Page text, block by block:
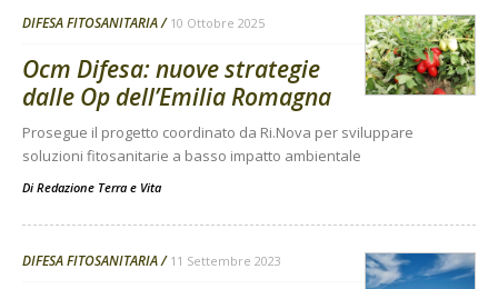
DIFESA FITOSANITARIA 10 Ottobre 2025
Ocm Difesa: nuove strategie
dalle Op dell’Emilia Romagna
Prosegue il progetto coordinato da Ri.Nova per sviluppare
soluzioni fitosanitarie a basso impatto ambientale
Di Redazione Terra e Vita
DIFESA FITOSANITARIA 11 Settembre 2023